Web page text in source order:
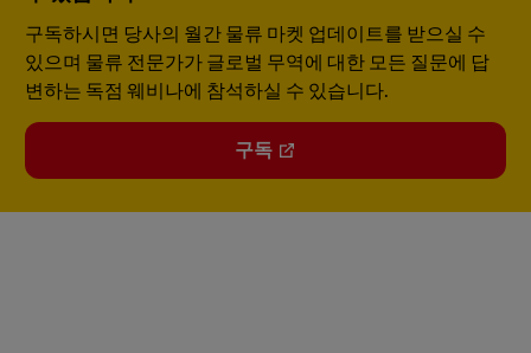
구독하시면 당사의 월간 물류 마켓 업데이트를 받으실 수
있으며 물류 전문가가 글로벌 무역에 대한 모든 질문에 답
변하는 독점 웨비나에 참석하실 수 있습니다.
구독